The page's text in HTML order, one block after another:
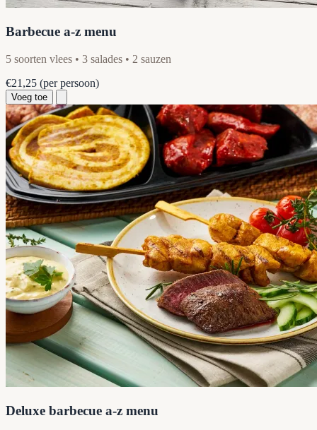
Barbecue a-z menu
5 soorten vlees • 3 salades • 2 sauzen
€21,25 (per persoon)
Voeg toe
Deluxe barbecue a-z menu